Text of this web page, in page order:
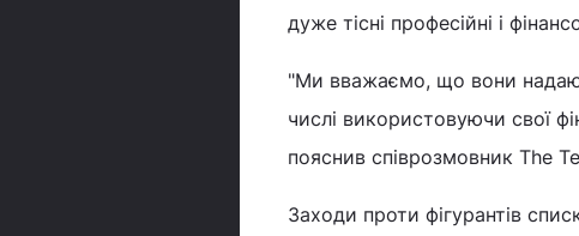
дуже тісні професійні і
"Ми вважаємо, що вони
числі використовуючи свої
пояснив співрозмовник The
Заходи проти фігурантів